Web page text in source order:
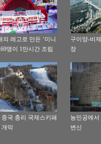
의 레고로 만든 ‘미니
명이 1만시간 조립
구이양-비
장
중국 충리 국제스키패
개막
농민공에
변신